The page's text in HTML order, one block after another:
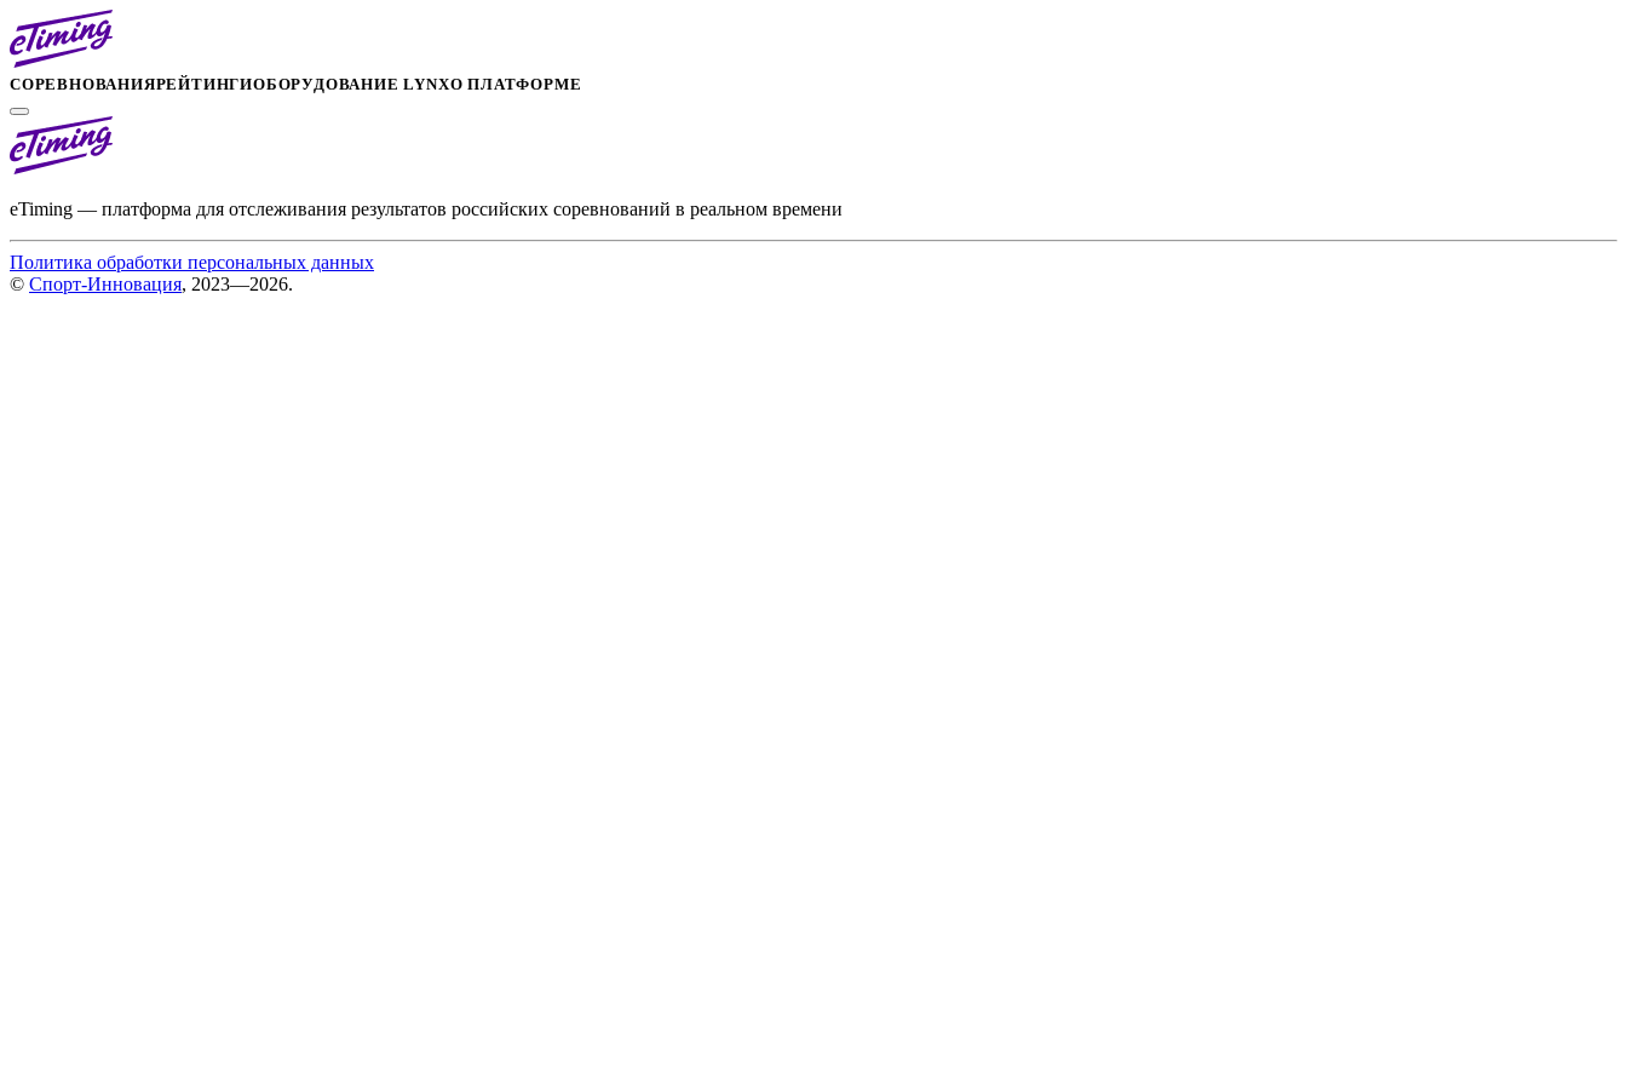
СОРЕВНОВАНИЯРЕЙТИНГИОБОРУДОВАНИЕ LYNXО ПЛАТФОРМЕ
eTiming — платформа для отслеживания результатов российских соревнований в реальном времени
Политика обработки персональных данных
© Спорт-Инновация, 2023—2026.